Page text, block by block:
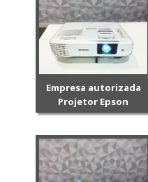
Empresa autorizada
Projetor Epson